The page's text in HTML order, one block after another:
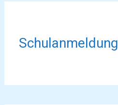
Schulanmeldung